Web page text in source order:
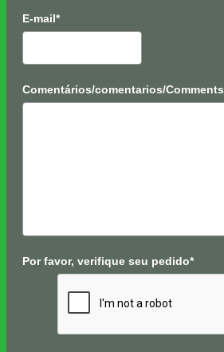
E-mail*
Comentários/comentarios/Comments
Por favor, verifique seu pedido*